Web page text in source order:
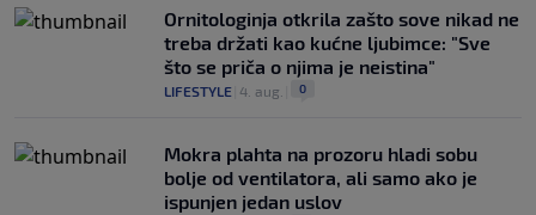
Ornitologinja otkrila zašto sove nikad ne
treba držati kao kućne ljubimce: "Sve
što se priča o njima je neistina"
LIFESTYLE 4. aug. 0
Mokra plahta na prozoru hladi sobu
bolje od ventilatora, ali samo ako je
ispunjen jedan uslov